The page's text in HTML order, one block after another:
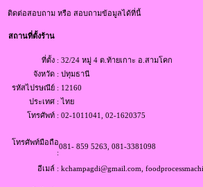
ติดต่อสอบถาม หรือ สอบถามข้อมูลได้ที่นี้
สถานที่ตั้งร้าน
ที่ตั้ง : 32/24 หมู่ 4 ต.ท้ายเกาะ อ.สามโคก
จังหวัด : ปทุมธานี
รหัสไปรษณีย์ : 12160
ประเทศ : ไทย
โทรศัพท์ : 02-1011041, 02-1620375
โทรศัพท์มือถือ
:
081- 859 5263, 081-3381098
อีเมล์ : kchampagdi@gmail.com,